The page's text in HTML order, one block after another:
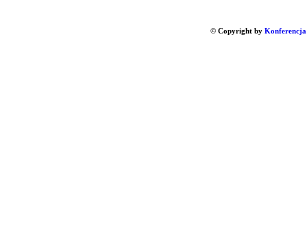
© Copyright by Konferencja